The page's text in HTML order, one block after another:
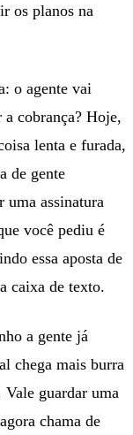
os planos na
o agente vai
cobrança? Hoje,
lenta e furada,
de gente
uma assinatura
você pediu é
essa aposta de
caixa de texto.
a gente já
chega mais burra
Vale guardar uma
chama de